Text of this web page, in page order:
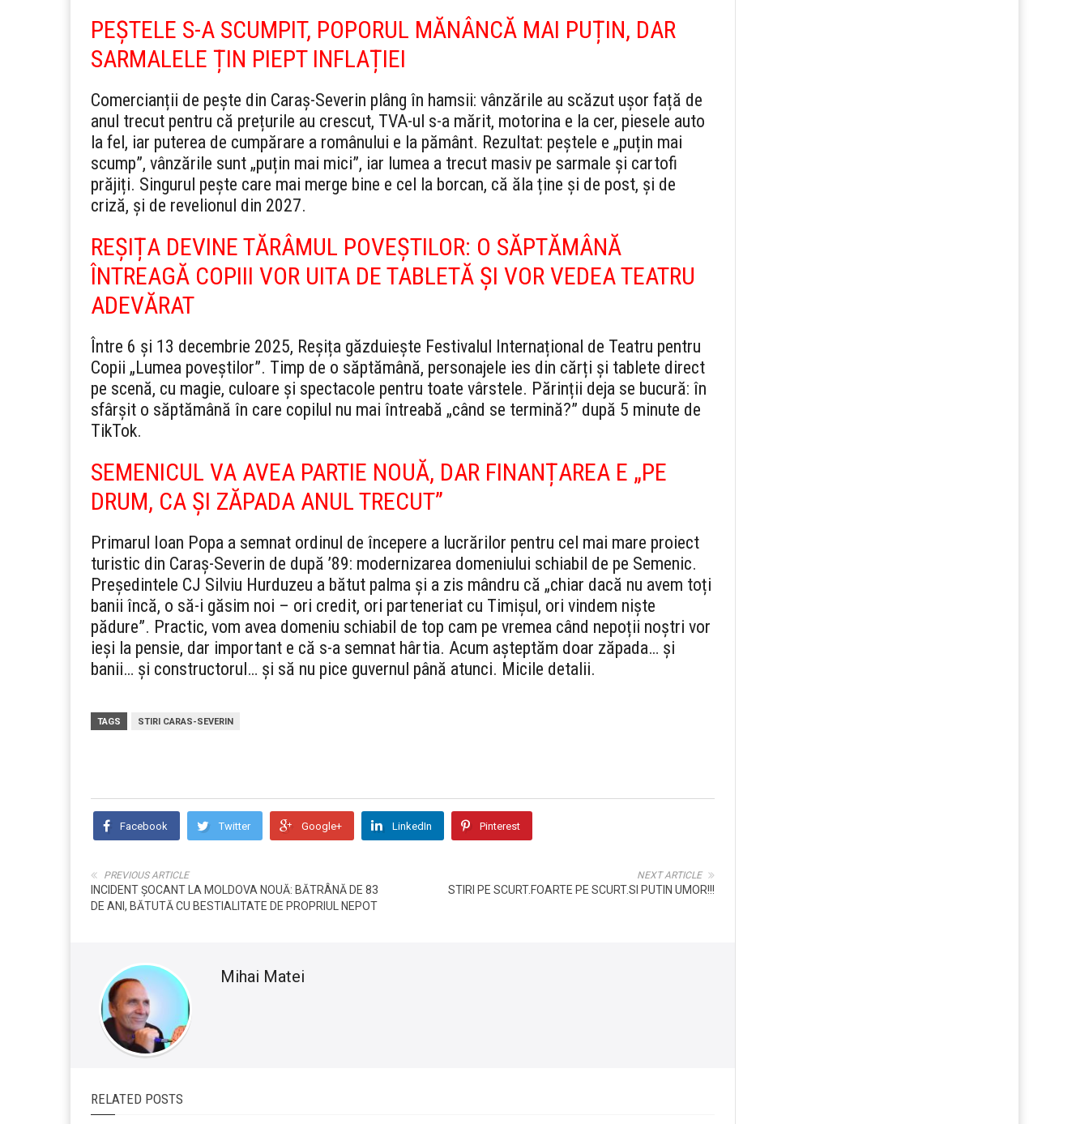
PEȘTELE S-A SCUMPIT, POPORUL MĂNÂNCĂ MAI PUȚIN, DAR
SARMALELE ȚIN PIEPT INFLAȚIEI
Comercianții de pește din Caraș-Severin plâng în hamsii: vânzările au scăzut ușor față de
anul trecut pentru că prețurile au crescut, TVA-ul s-a mărit, motorina e la cer, piesele auto
la fel, iar puterea de cumpărare a românului e la pământ. Rezultat: peștele e „puțin mai
scump”, vânzările sunt „puțin mai mici”, iar lumea a trecut masiv pe sarmale și cartofi
prăjiți. Singurul pește care mai merge bine e cel la borcan, că ăla ține și de post, și de
criză, și de revelionul din 2027.
REȘIȚA DEVINE TĂRÂMUL POVEȘTILOR: O SĂPTĂMÂNĂ
ÎNTREAGĂ COPIII VOR UITA DE TABLETĂ ȘI VOR VEDEA TEATRU
ADEVĂRAT
Între 6 și 13 decembrie 2025, Reșița găzduiește Festivalul Internațional de Teatru pentru
Copii „Lumea poveștilor”. Timp de o săptămână, personajele ies din cărți și tablete direct
pe scenă, cu magie, culoare și spectacole pentru toate vârstele. Părinții deja se bucură: în
sfârșit o săptămână în care copilul nu mai întreabă „când se termină?” după 5 minute de
TikTok.
SEMENICUL VA AVEA PARTIE NOUĂ, DAR FINANȚAREA E „PE
DRUM, CA ȘI ZĂPADA ANUL TRECUT”
Primarul Ioan Popa a semnat ordinul de începere a lucrărilor pentru cel mai mare proiect
turistic din Caraș-Severin de după ’89: modernizarea domeniului schiabil de pe Semenic.
Președintele CJ Silviu Hurduzeu a bătut palma și a zis mândru că „chiar dacă nu avem toți
banii încă, o să-i găsim noi – ori credit, ori parteneriat cu Timișul, ori vindem niște
pădure”. Practic, vom avea domeniu schiabil de top cam pe vremea când nepoții noștri vor
ieși la pensie, dar important e că s-a semnat hârtia. Acum așteptăm doar zăpada… și
banii… și constructorul… și să nu pice guvernul până atunci. Micile detalii.
TAGS STIRI CARAS-SEVERIN
Facebook Twitter Google+ LinkedIn Pinterest
NEXT ARTICLE
STIRI PE SCURT.FOARTE PE SCURT.SI PUTIN UMOR!!!
PREVIOUS ARTICLE
INCIDENT ȘOCANT LA MOLDOVA NOUĂ: BĂTRÂNĂ DE 83
DE ANI, BĂTUTĂ CU BESTIALITATE DE PROPRIUL NEPOT
Mihai Matei
RELATED POSTS